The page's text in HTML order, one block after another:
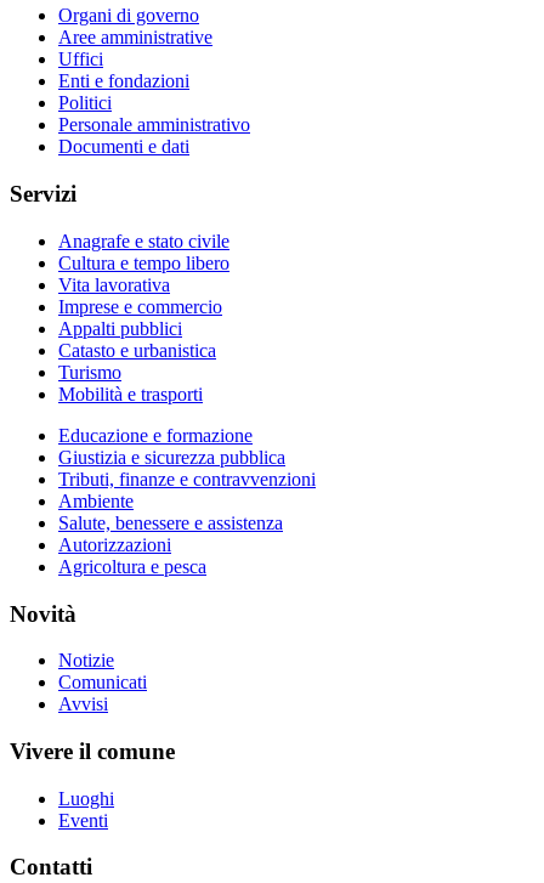
Organi di governo
Aree amministrative
Uffici
Enti e fondazioni
Politici
Personale amministrativo
Documenti e dati
Servizi
Anagrafe e stato civile
Cultura e tempo libero
Vita lavorativa
Imprese e commercio
Appalti pubblici
Catasto e urbanistica
Turismo
Mobilità e trasporti
Educazione e formazione
Giustizia e sicurezza pubblica
Tributi, finanze e contravvenzioni
Ambiente
Salute, benessere e assistenza
Autorizzazioni
Agricoltura e pesca
Novità
Notizie
Comunicati
Avvisi
Vivere il comune
Luoghi
Eventi
Contatti